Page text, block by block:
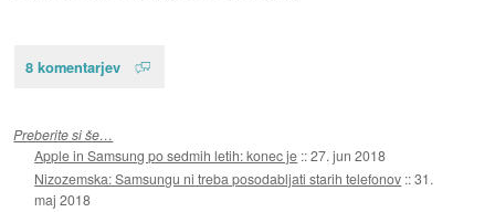
8 komentarjev
Preberite si še…
Apple in Samsung po sedmih letih: konec je ::27. jun 2018
Nizozemska: Samsungu ni treba posodabljati starih telefonov ::31.
maj 2018